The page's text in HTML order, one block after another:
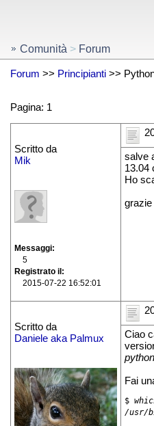
Comunità > Forum
Forum >> Principianti>>
Pagina: 1
Scritto da
Mik
Messaggi
5
Registrato il
2015-07-22 16:52:01
salve
13.04
Ho
grazie
Scritto da
Daniele aka Palmux
Ciao
Fai
$
/usr/